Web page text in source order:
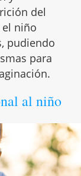
del
niño
pudiendo
para
al niño